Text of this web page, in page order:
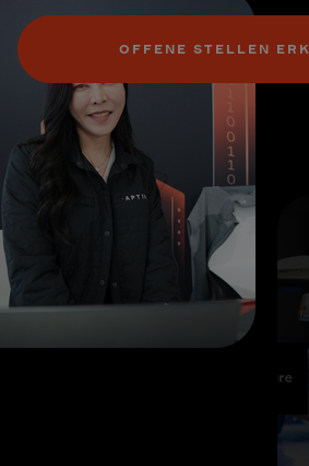
OFFENE STELLEN